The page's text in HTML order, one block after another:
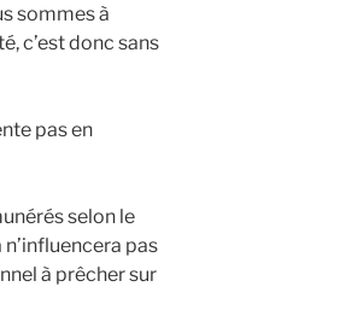
sommes à
c’est donc sans
pas en
selon le
pas
à prêcher sur